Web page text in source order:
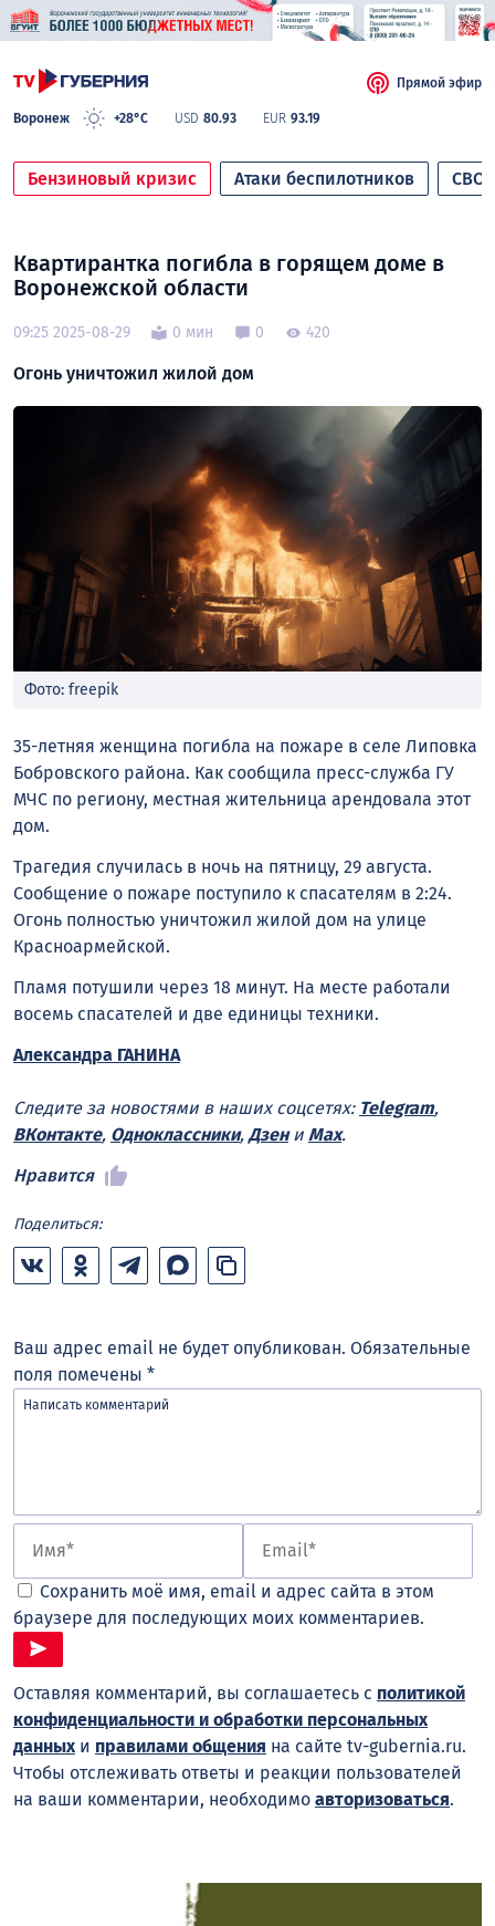
Воронеж +28°C USD 80.93 EUR 93.19
Прямой эфир
Бензиновый кризис Атаки беспилотников СВО
Квартирантка погибла в горящем доме в
Воронежской области
09:25 2025-08-29 0 мин 0 420
Огонь уничтожил жилой дом
Фото: freepik
35-летняя женщина погибла на пожаре в селе Липовка
Бобровского района. Как сообщила пресс-служба ГУ
МЧС по региону, местная жительница арендовала этот
дом.
Трагедия случилась в ночь на пятницу, 29 августа.
Сообщение о пожаре поступило к спасателям в 2:24.
Огонь полностью уничтожил жилой дом на улице
Красноармейской.
Пламя потушили через 18 минут. На месте работали
восемь спасателей и две единицы техники.
Александра ГАНИНА
Следите за новостями в наших соцсетях: Telegram,
ВКонтакте, Одноклассники, Дзени Max.
Нравится
Поделиться:
Ваш адрес email не будет опубликован. Обязательные
поля помечены *
Сохранить моё имя, email и адрес сайта в этом
браузере для последующих моих комментариев.
Оставляя комментарий, вы соглашаетесь с политикой
конфиденциальности и обработки персональных
данныхи правилами общения на сайте tv-gubernia.ru.
Чтобы отслеживать ответы и реакции пользователей
на ваши комментарии, необходимо авторизоваться.